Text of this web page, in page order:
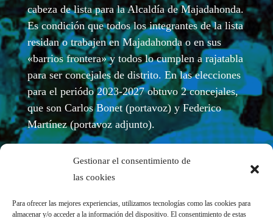
Gestionar el consentimiento de
las cookies
Para ofrecer las mejores experiencias, utilizamos tecnologías como las cookies para
almacenar y/o acceder a la información del dispositivo. El consentimiento de estas
cabeza de lista para la Alcaldía de Majadahonda.
Es condición que todos los integrantes de la lista
residan o trabajen en Majadahonda o en sus
«barrios frontera» y todos lo cumplen a rajatabla
para ser concejales de distrito. En las elecciones
para el periódo 2023-2027 obtuvo 2 concejales,
que son Carlos Bonet (portavoz) y Federico
Martínez (portavoz adjunto).